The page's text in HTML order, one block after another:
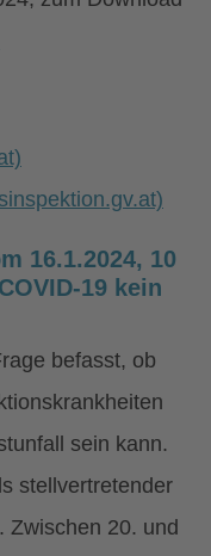
16.1.2024, 10
19 kein
befasst, ob
sein kann.
stellvertretender
Zwischen 20. und